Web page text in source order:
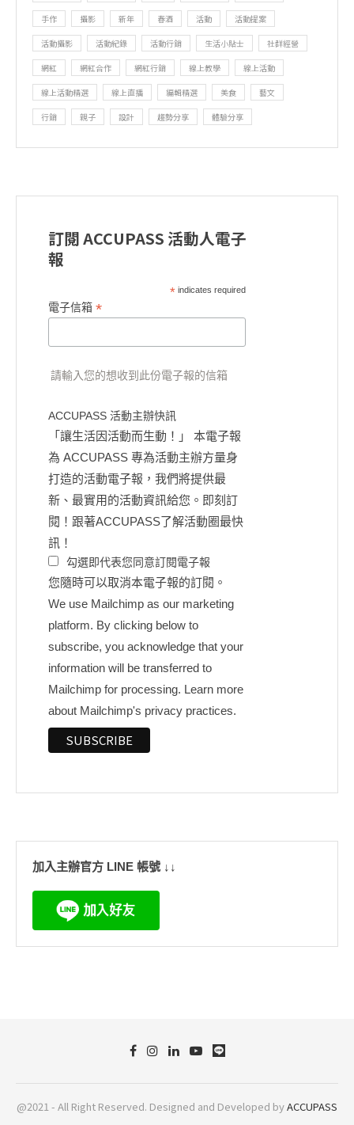
手作 攝影 新年 春酒 活動 活動提案
活動攝影 活動紀錄 活動行銷 生活小貼士 社群經營
網紅 網紅合作 網紅行銷 線上教學 線上活動
線上活動精選 線上直播 編輯精選 美食 藝文
行銷 親子 設計 趨勢分享 體驗分享
訂閱 ACCUPASS 活動人電子
報
*indicates required
電子信箱 *
請輸入您的想收到此份電子報的信箱
ACCUPASS 活動主辦快訊
「讓生活因活動而生動！」 本電子報
為 ACCUPASS 專為活動主辦方量身
打造的活動電子報，我們將提供最
新、最實用的活動資訊給您。即刻訂
閱！跟著ACCUPASS了解活動圈最快
訊！
勾選即代表您同意訂閱電子報
您隨時可以取消本電子報的訂閱。
We use Mailchimp as our marketing
platform. By clicking below to
subscribe, you acknowledge that your
information will be transferred to
Mailchimp for processing. Learn more
about Mailchimp's privacy practices.
加入主辦官方 LINE 帳號 ↓↓
@2021 - All Right Reserved. Designed and Developed byACCUPASS